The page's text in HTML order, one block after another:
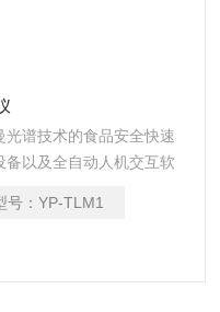
谱技术的食品安全快速
备以及全自动人机交互软
物、检测准确等特点。
号： YP-TLM1